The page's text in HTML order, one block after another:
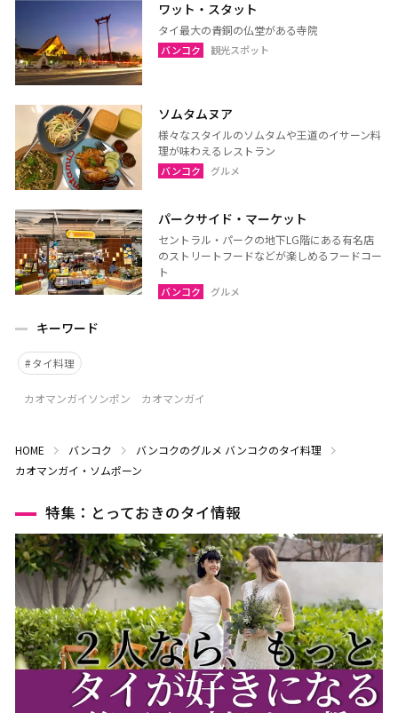
ワット・スタット
タイ最大の青銅の仏堂がある寺院
バンコク 観光スポット
ソムタムヌア
様々なスタイルのソムタムや王道のイサーン料
理が味わえるレストラン
バンコク グルメ
パークサイド・マーケット
セントラル・パークの地下LG階にある有名店
のストリートフードなどが楽しめるフードコー
ト
バンコク グルメ
キーワード
タイ料理
カオマンガイソンポン カオマンガイ
HOME バンコク バンコクのグルメ バンコクのタイ料理
カオマンガイ・ソムポーン
特集：とっておきのタイ情報